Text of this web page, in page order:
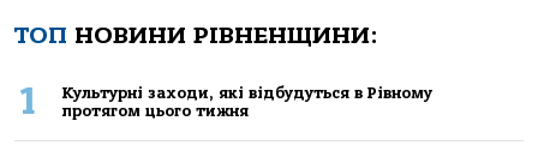
ТОП НОВИНИ РІВНЕНЩИНИ:
1
Культурні заходи, які відбудуться в Рівному
протягом цього тижня